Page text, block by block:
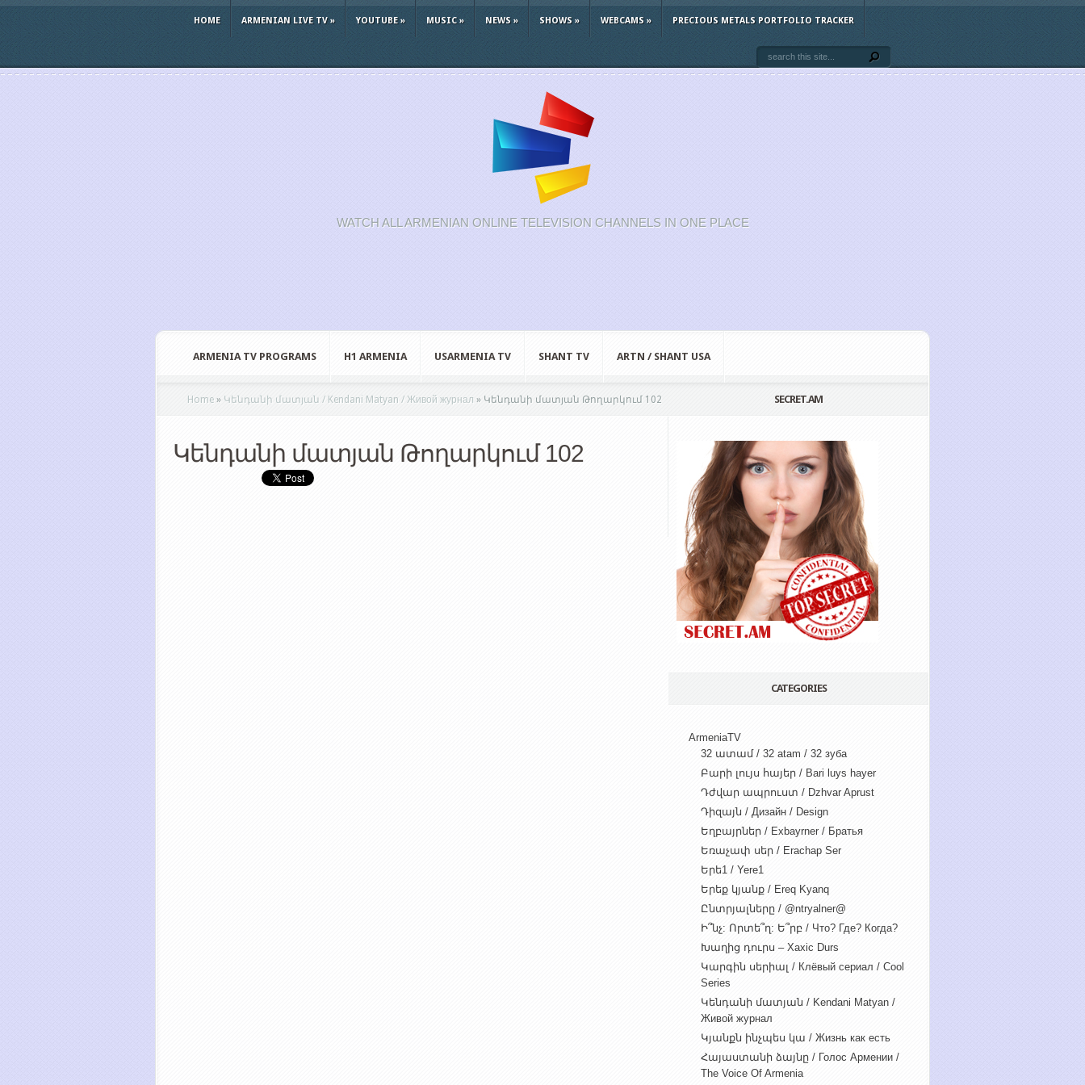
HOME ARMENIAN LIVE TV» YOUTUBE» MUSIC» NEWS » SHOWS » WEBCAMS » PRECIOUS METALS PORTFOLIO TRACKER
WATCH ALL ARMENIAN ONLINE TELEVISION CHANNELS IN ONE PLACE
ARMENIA TV PROGRAMS H1 ARMENIA USARMENIA TV SHANT TV ARTN / SHANT USA
Home » Կենդանի մատյան / Kendani Matyan / Живой журнал » Կենդանի մատյան Թողարկում 102
Կենդանի մատյան Թողարկում 102
SECRET.AM
CATEGORIES
ArmeniaTV
32 ատամ / 32 atam / 32 зуба
Բարի լույս հայեր / Bari luys hayer
Դժվար ապրուստ / Dzhvar Aprust
Դիզայն / Дизайн / Design
Եղբայրներ / Exbayrner / Братья
Եռաչափ սեր / Erachap Ser
Երե1 / Yere1
Երեք կյանք / Ereq Kyanq
Ընտրյալները / @ntryalner@
Ի՞նչ: Որտե՞ղ: Ե՞րբ / Что? Где? Когда?
Խաղից դուրս – Xaxic Durs
Կարգին սերիալ / Клёвый сериал / Cool
Series
Կենդանի մատյան / Kendani Matyan /
Живой журнал
Կյանքն ինչպես կա / Жизнь как есть
Հայաստանի ձայնը / Голос Армении /
The Voice Of Armenia